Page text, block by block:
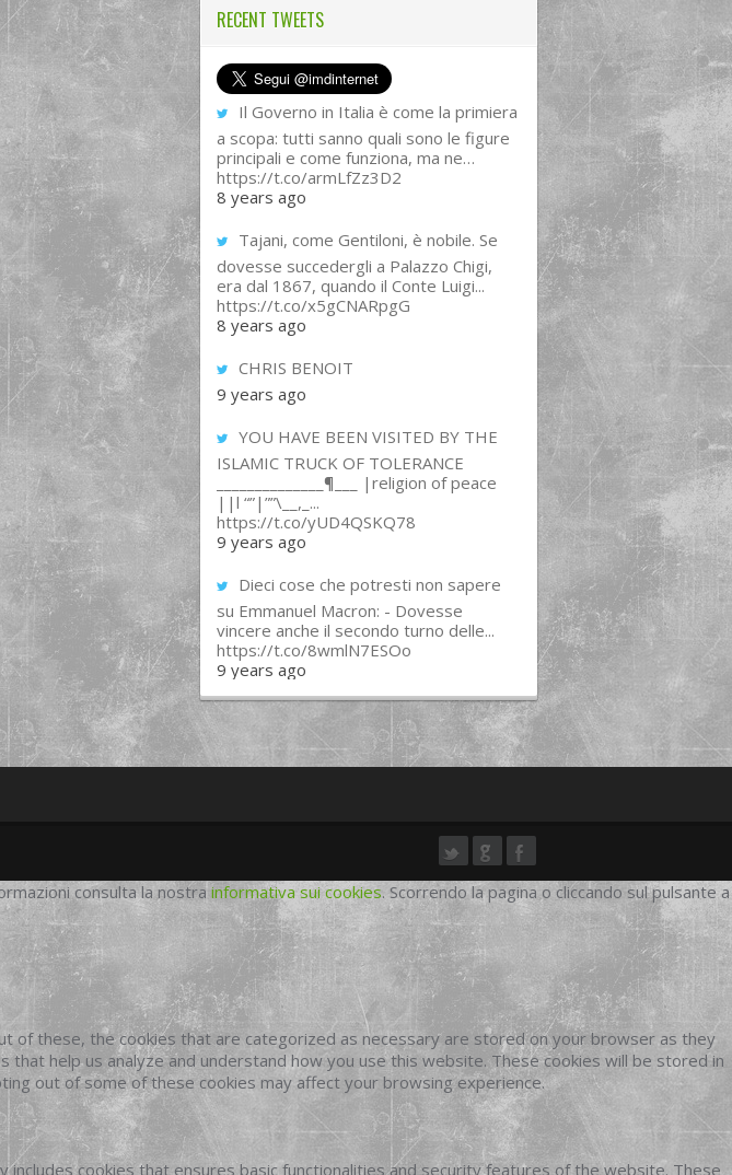
RECENT TWEETS
Il Governo in Italia è come la primiera
a scopa: tutti sanno quali sono le figure
principali e come funziona, ma ne…
https://t.co/armLfZz3D2
8 years ago
Tajani, come Gentiloni, è nobile. Se
dovesse succedergli a Palazzo Chigi,
era dal 1867, quando il Conte Luigi...
https://t.co/x5gCNARpgG
8 years ago
CHRIS BENOIT
9 years ago
YOU HAVE BEEN VISITED BY THE
ISLAMIC TRUCK OF TOLERANCE
______________¶___ |religion of peace
||l “”|””\__,_...
https://t.co/yUD4QSKQ78
9 years ago
Dieci cose che potresti non sapere
su Emmanuel Macron: - Dovesse
vincere anche il secondo turno delle...
https://t.co/8wmlN7ESOo
9 years ago
consulta la nostra informativa sui cookies. Scorrendo la pagina o cliccando sul pulsante a
of these, the cookies that are categorized as necessary are stored on your browser as they
help us analyze and understand how you use this website. These cookies will be stored in
out of some of these cookies may affect your browsing experience.
cookies that ensures basic functionalities and security features of the website. These